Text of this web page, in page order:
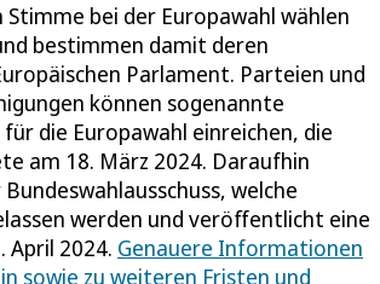
bei der Europawahl wählen
bestimmen damit deren
Parlament. Parteien und
können sogenannte
die Europawahl einreichen, die
am 18. März 2024. Daraufhin
welche
werden und veröffentlicht eine
April 2024. Genauere Informationen
sowie zu weiteren Fristen und